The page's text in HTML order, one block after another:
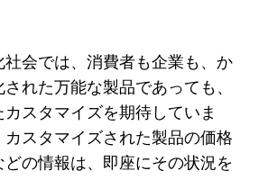
会では、消費者も企業も、か
れた万能な製品であっても、
スタマイズを期待していま
スタマイズされた製品の価格
の情報は、即座にその状況を